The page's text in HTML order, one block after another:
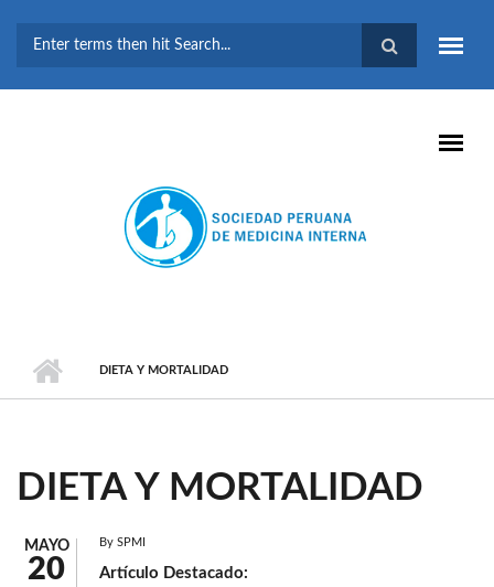
BÚSQUEDA
DIETA Y MORTALIDAD
DIETA Y MORTALIDAD
MAYO
20
By SPMI
Artículo Destacado: